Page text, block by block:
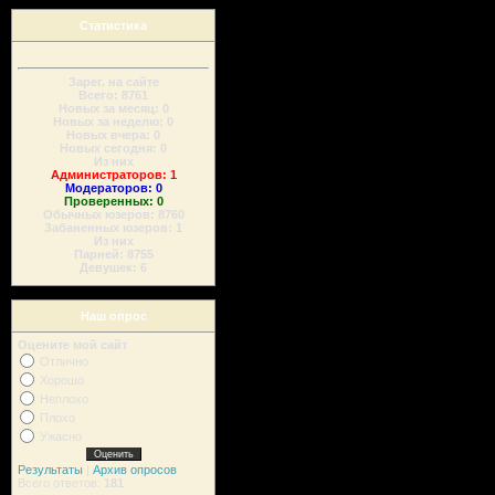
Статистика
Зарег. на сайте
Всего: 8761
Новых за месяц: 0
Новых за неделю: 0
Новых вчера: 0
Новых сегодня: 0
Из них
Администраторов: 1
Модераторов: 0
Проверенных: 0
Обычных юзеров: 8760
Забаненных юзеров: 1
Из них
Парней: 8755
Девушек: 6
Наш опрос
Оцените мой сайт
Отлично
Хорошо
Неплохо
Плохо
Ужасно
Результаты | Архив опросов
Всего ответов: 181